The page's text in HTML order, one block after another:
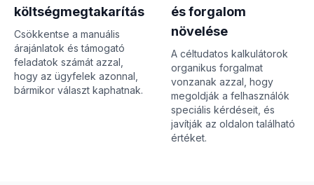
költségmegtakarítás
Csökkentse a manuális
árajánlatok és támogató
feladatok számát azzal,
hogy az ügyfelek azonnal,
bármikor választ kaphatnak.
és forgalom
növelése
A céltudatos kalkulátorok
organikus forgalmat
vonzanak azzal, hogy
megoldják a felhasználók
speciális kérdéseit, és
javítják az oldalon található
értéket.